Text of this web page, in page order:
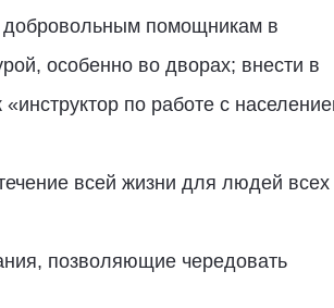
добровольным помощникам в
особенно во дворах; внести в
по работе с
всей жизни для людей всех
позволяющие чередовать